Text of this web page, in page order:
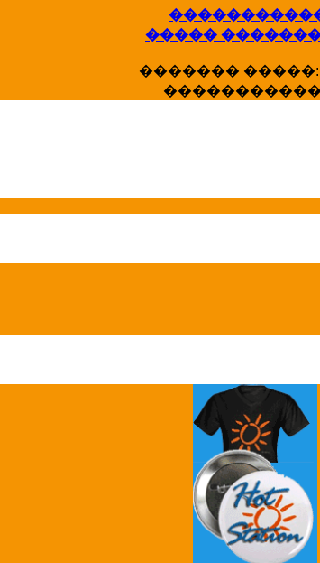
X�����
�����
HotStat ...
Grey's Anatomy
�����
������� �����: